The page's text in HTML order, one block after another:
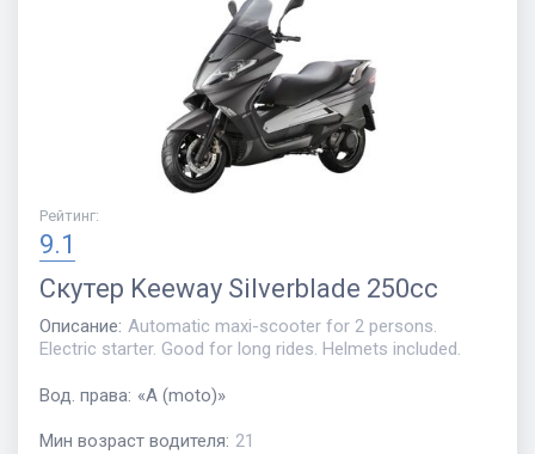
Рейтинг:
9.1
Скутер Keeway Silverblade 250cc
Описание: Automatic maxi-scooter for 2 persons.
Electric starter. Good for long rides. Helmets included.
Вод. права: «A (moto)»
Мин возраст водителя: 21